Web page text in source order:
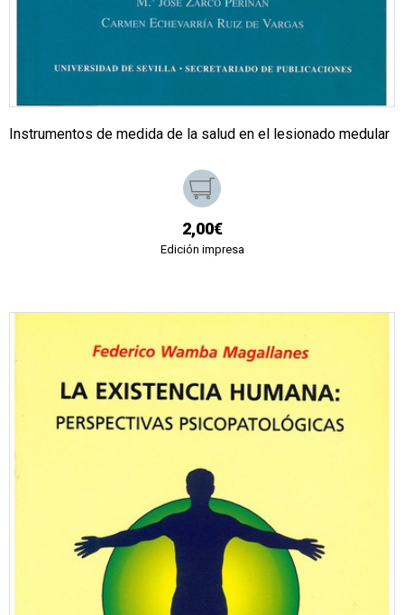
Instrumentos de medida de la salud en el lesionado medular
2,00€
Edición impresa